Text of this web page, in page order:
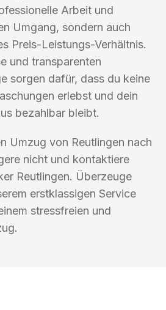
Arbeit und
Umgang, sondern auch
Preis-Leistungs-Verhältnis.
und transparenten
sorgen dafür, dass du keine
erlebst und dein
bezahlbar bleibt.
Umzug von Reutlingen nach
nicht und kontaktiere
Reutlingen. Überzeuge
erstklassigen Service
stressfreien und